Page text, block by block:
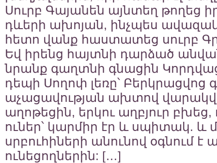
Սուրբ Գայանեն այնտեղ թողեց
դևերի ախոյան, ինչպես
հետո վանք հաստատեց սուրբ
Եվ իրենց հայտնի դարձած
նրանք գաղտնի գնացին
դեպի Սողոփ լեռը՝ Բերկրացվոց
աչացավության ախտով
աղոթեցին, երկու աղբյուր բխեց,
ուներ՝ կարմիր էր և սպիտակ. և
սրբուհիների անունով օգնում է
ունեցողներին: […]